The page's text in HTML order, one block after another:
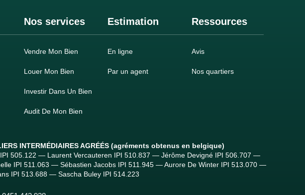
Nos services Estimation Ressources
Vendre Mon Bien
Louer Mon Bien
Investir Dans Un Bien
Audit De Mon Bien
En ligne
Par un agent
Avis
Nos quartiers
INTERMÉDIAIRES AGRÉÉS (agréments obtenus en belgique)
505.122 — Laurent Vercauteren IPI 510.837 — Jérôme Devigné IPI 506.707 —
IPI 511.063 — Sébastien Jacobs IPI 511.945 — Aurore De Winter IPI 513.070 —
IPI 513.688 — Sascha Buley IPI 514.223